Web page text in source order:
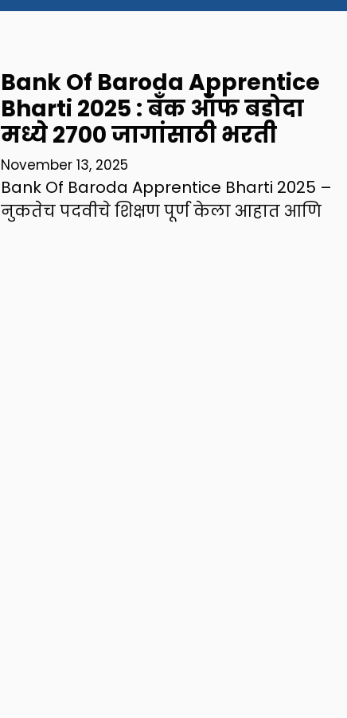
Bank Of Baroda Apprentice
Bharti 2025 : बँक ऑफ बडोदा
मध्ये 2700 जागांसाठी भरती
November 13, 2025
Bank Of Baroda Apprentice Bharti 2025 –
नुकतेच पदवीचे शिक्षण पूर्ण केला आहात आणि